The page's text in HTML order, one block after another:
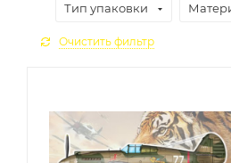
Тип упаковки
Очистить фильтр